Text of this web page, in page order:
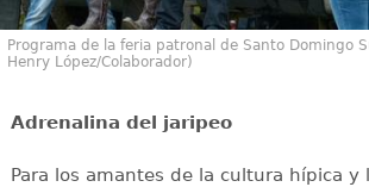
Programa de la feria patronal de Santo Domingo
Henry López/Colaborador)
Adrenalina del jaripeo
Para los amantes de la cultura hípica y